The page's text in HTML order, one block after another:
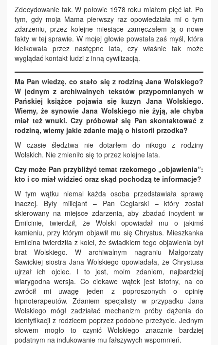
Zdecydowanie tak. W połowie 1978 roku miałem pięć lat. Po
tym, gdy moja Mama pierwszy raz opowiedziała mi o tym
zdarzeniu, przez kolejne miesiące zamęczałem ją o nowe
fakty w tej sprawie. W mojej głowie powstała zaś myśl, która
kiełkowała przez następne lata, czy właśnie tak może
wyglądać kontakt ludzi z inną cywilizacją.
Ma Pan wiedzę, co stało się z rodziną Jana Wolskiego?
W jednym z archiwalnych tekstów przypomnianych w
Pańskiej książce pojawia się kuzyn Jana Wolskiego.
Wiemy, że synowie Jana Wolskiego nie żyją, ale chyba
miał też wnuki. Czy próbował się Pan skontaktować z
rodziną, wiemy jakie zdanie mają o historii przodka?
W czasie śledztwa nie dotarłem do nikogo z rodziny
Wolskich. Nie zmieniło się to przez kolejne lata.
Czy może Pan przybliżyć temat rzekomego „objawienia”:
kto i co miał widzieć oraz skąd pochodzą te informacje?
W tym wątku niemal każda osoba przedstawiała sprawę
inaczej. Były milicjant – Pan Ceglarski – który został
skierowany na miejsce zdarzenia, aby zbadać incydent w
Emilcinie, twierdził, że Wolski opowiadał mu o jakimś
kamieniu, przy którym objawił mu się Chrystus. Mieszkanka
Emilcina twierdziła z kolei, że świadkiem tego objawienia był
brat Wolskiego. W archiwalnym nagraniu Małgorzaty
Sawickiej siostra Jana Wolskiego opowiadała, że Chrystusa
ujrzał ich ojciec. I to jest, moim zdaniem, najbardziej
wiarygodna wersja. Co ciekawe wątek jest istotny, na co
zwrócił mi uwagę jeden z poproszonych o opinię
hipnoterapeutów. Zdaniem specjalisty w przypadku Jana
Wolskiego mógł zadziałać mechanizm próby dążenia do
identyfikacji z rodzicem poprzez podobne przeżycie. Jednym
słowem mogło to czynić Wolskiego znacznie bardziej
podatnym na indukowanie mu fałszywych wspomnień.